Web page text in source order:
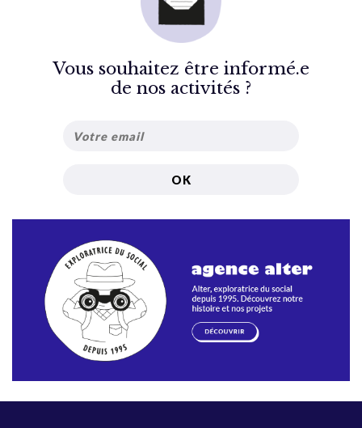
Vous souhaitez être informé.e
de nos activités ?